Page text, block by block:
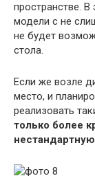
пространстве. В
модели с не
не будет
стола.
Если же возле
место, и
реализовать
только более